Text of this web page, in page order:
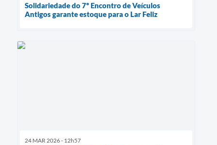
Solidariedade do 7º Encontro de Veículos
Antigos garante estoque para o Lar Feliz
24 MAR 2026 - 12h57